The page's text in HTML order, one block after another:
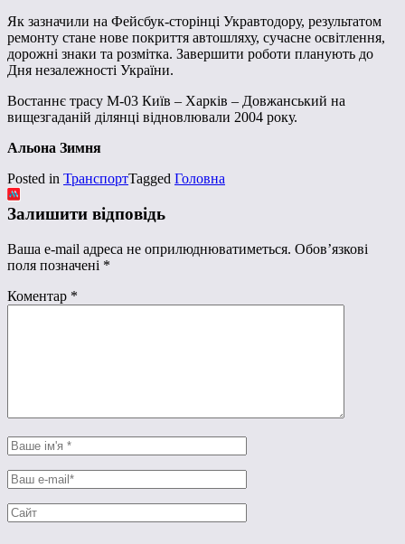
Як зазначили на Фейсбук-сторінці Укравтодору, результатом
ремонту стане нове покриття автошляху, сучасне освітлення,
дорожні знаки та розмітка. Завершити роботи планують до
Дня незалежності України.
Востаннє трасу М-03 Київ – Харків – Довжанський на
вищезгаданій ділянці відновлювали 2004 року.
Альона Зимня
Posted in ТранспортTagged Головна
Залишити відповідь
Ваша e-mail адреса не оприлюднюватиметься. Обов’язкові
поля позначені *
Коментар *